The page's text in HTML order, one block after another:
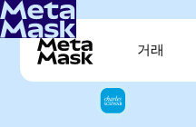
거래